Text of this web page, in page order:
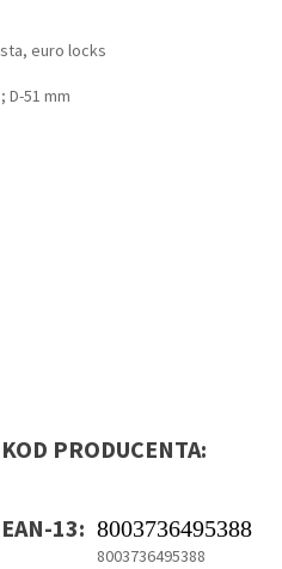
euro locks
D-51 mm
PRODUCENTA:
EAN-13: 8003736495388
8003736495388